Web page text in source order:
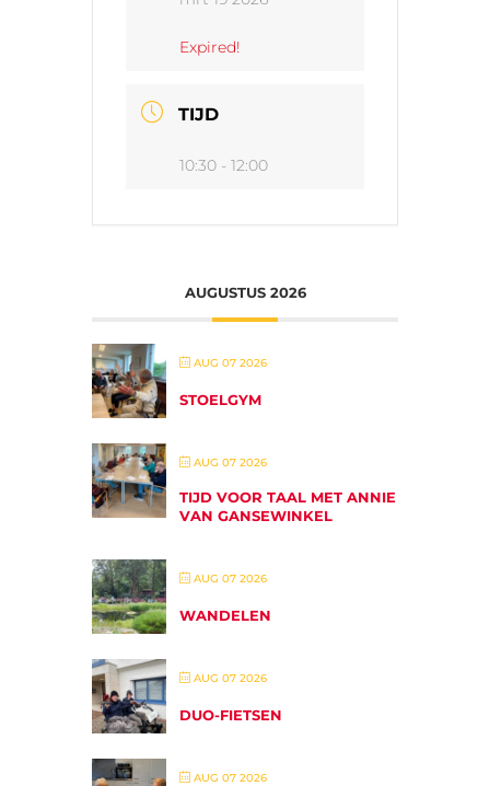
Expired!
TIJD
10:30 - 12:00
AUGUSTUS 2026
AUG 07 2026
STOELGYM
AUG 07 2026
TIJD VOOR TAAL MET ANNIE
VAN GANSEWINKEL
AUG 07 2026
WANDELEN
AUG 07 2026
DUO-FIETSEN
AUG 07 2026